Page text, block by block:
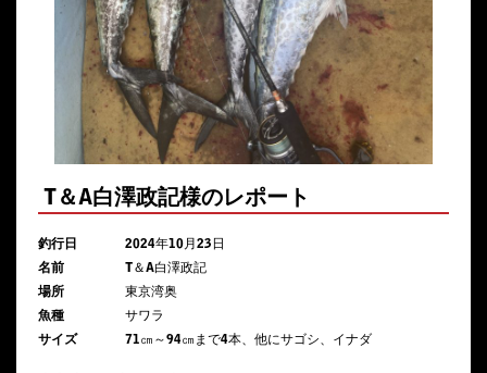
T＆A白澤政記様のレポート
釣行日
2024年10月23日
名前
T＆A白澤政記
場所
東京湾奥
魚種
サワラ
サイズ
71㎝～94㎝まで4本、他にサゴシ、イナダ